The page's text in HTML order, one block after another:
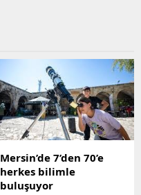
Mersin’de 7’den 70’e
herkes bilimle
buluşuyor